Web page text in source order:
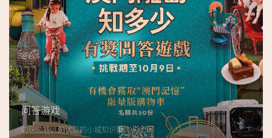
问答游戏
边玩边答，测试您的小城知识量